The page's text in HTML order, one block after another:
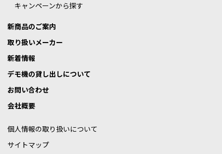
キャンペーンから探す
新商品のご案内
取り扱いメーカー
新着情報
デモ機の貸し出しについて
お問い合わせ
会社概要
個人情報の取り扱いについて
サイトマップ